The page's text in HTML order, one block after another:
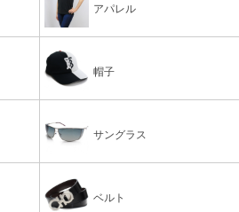
アパレル
帽子
サングラス
ベルト